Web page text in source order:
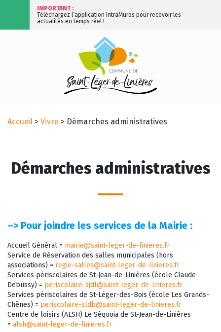
IMPORTANT :
Téléchargez l’application IntraMuros pour recevoir les
actualités en temps réel !
Accueil > Vivre > Démarches administratives
Démarches administratives
–> Pour joindre les services de la Mairie :
Accueil Général = mairie@saint-leger-de-linieres.fr
Service de Réservation des salles municipales (hors
associations) = regie-salles@saint-leger-de-linieres.fr
Services périscolaires de St-Jean-de-Linières (école Claude
Debussy) = periscolaire-sjdl@saint-leger-de-linieres.fr
Services périscolaires de St-Léger-des-Bois (école Les Grands-
Chênes) = periscolaire-sldb@saint-leger-de-linieres.fr
Centre de loisirs (ALSH) Le Séquoia de St-Jean-de-Linières
= alsh@saint-leger-de-linieres.fr